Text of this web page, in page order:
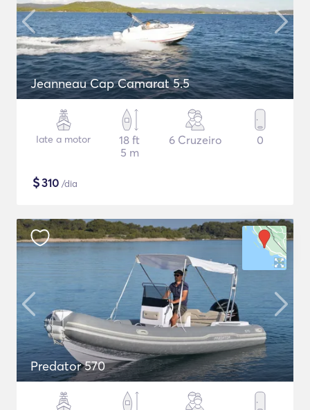
Jeanneau Cap Camarat 5.5
Iate a motor
18 ft
5 m
6 Cruzeiro 0
$310 /dia
Predator 570